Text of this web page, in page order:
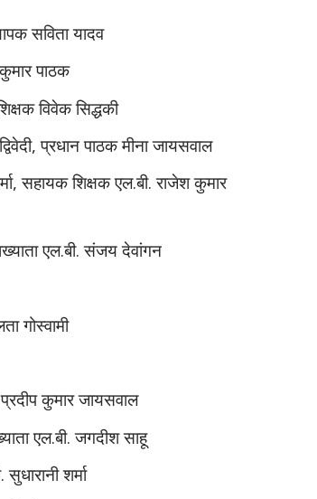
सविता यादव
पाठक
विवेक सिद्धकी
प्रधान पाठक मीना जायसवाल
सहायक शिक्षक एल.बी. राजेश कुमार
एल.बी. संजय देवांगन
गोस्वामी
कुमार जायसवाल
एल.बी. जगदीश साहू
शर्मा